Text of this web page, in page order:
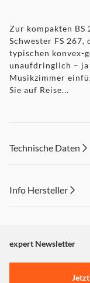
Zur kompakten BS
Schwester FS
typischen konvex-
unaufdringlich – ja
Musikzimmer
Sie auf Reise...
Technische Daten
Info Hersteller
"Marketing".
Einstellungen
expert Newsletter